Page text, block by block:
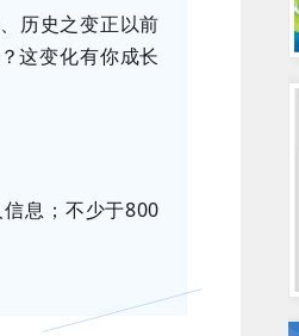
历史之变正以前
这变化有你成长
息；不少于800